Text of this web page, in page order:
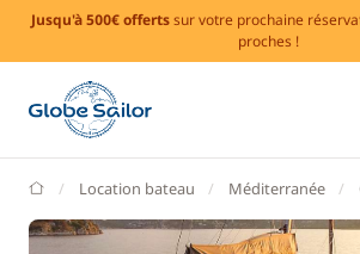
Jusqu'à 500€ offertssur votre prochaine
proches !
GlobeSailor
Location bateau Méditerranée